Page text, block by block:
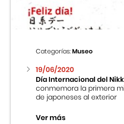
Categorías:Museo
19/06/2020
Día Internacional del
conmemora la primera
de japoneses al exterior
Ver más